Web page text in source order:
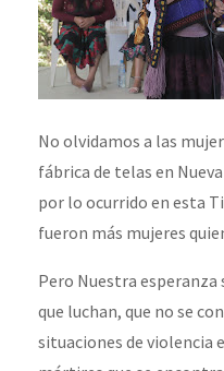
No olvidamos a las
fábrica de telas en
por lo ocurrido en esta
fueron más mujeres
Pero Nuestra esperanza
que luchan, que no se
situaciones de violencia